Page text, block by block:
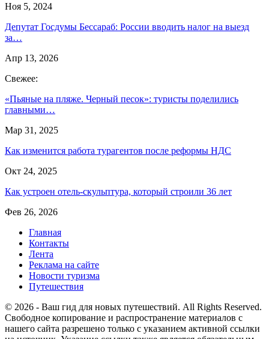
Ноя 5, 2024
Депутат Госдумы Бессараб: России вводить налог на выезд
за…
Апр 13, 2026
Свежее:
«Пьяные на пляже. Черный песок»: туристы поделились
главными…
Мар 31, 2025
Как изменится работа турагентов после реформы НДС
Окт 24, 2025
Как устроен отель-скульптура, который строили 36 лет
Фев 26, 2026
Главная
Контакты
Лента
Реклама на сайте
Новости туризма
Путешествия
© 2026 - Ваш гид для новых путешествий. All Rights Reserved.
Свободное копирование и распространение материалов с
нашего сайта разрешено только с указанием активной ссылки